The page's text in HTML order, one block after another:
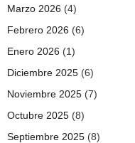
Marzo 2026 (4)
Febrero 2026 (6)
Enero 2026 (1)
Diciembre 2025 (6)
Noviembre 2025 (7)
Octubre 2025 (8)
Septiembre 2025 (8)